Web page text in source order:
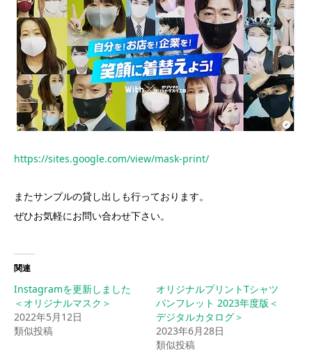
https://sites.google.com/view/mask-print/
またサンプルの貸し出しも行っております。
ぜひお気軽にお問い合わせ下さい。
関連
Instagramを更新しました
＜オリジナルマスク＞
2022年5月12日
類似投稿
オリジナルプリントTシャツ
パンフレット 2023年度版＜
デジタルカタログ＞
2023年6月28日
類似投稿